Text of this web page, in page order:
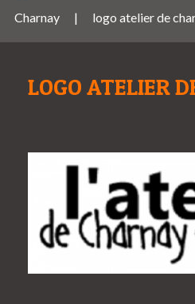
Charnay
| logo atelier de
LOGO ATELIER